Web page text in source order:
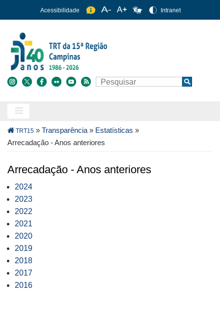
para
conteúdo
principal
Acessibilidade Intranet
Buscar Search
Trilha
de
TRT15 » Transparência » Estatísticas »
Arrecadação - Anos anteriores
Arrecadação - Anos anteriores
2024
2023
2022
2021
2020
2019
2018
2017
2016